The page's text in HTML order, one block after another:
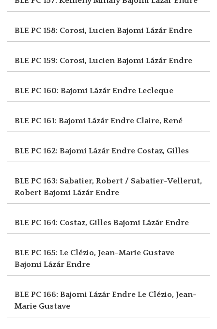
BLE PC 158: Corosi, LucienBajomi Lázár Endre
BLE PC 159: Corosi, LucienBajomi Lázár Endre
BLE PC 160: Bajomi Lázár Endre Lecleque
BLE PC 161: Bajomi Lázár Endre Claire, René
BLE PC 162: Bajomi Lázár Endre Costaz, Gilles
BLE PC 163: Sabatier, Robert / Sabatier-Vellerut,
Robert Bajomi Lázár Endre
BLE PC 164: Costaz, Gilles Bajomi Lázár Endre
BLE PC 165: Le Clézio, Jean-Marie Gustave
Bajomi Lázár Endre
BLE PC 166: Bajomi Lázár Endre Le Clézio, Jean-
Marie Gustave